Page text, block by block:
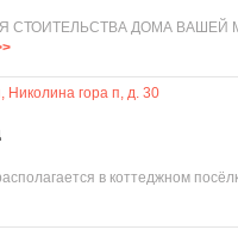
СТОИТЕЛЬСТВА ДОМА ВАШЕЙ
Николина гора п, д. 30
в коттеджном